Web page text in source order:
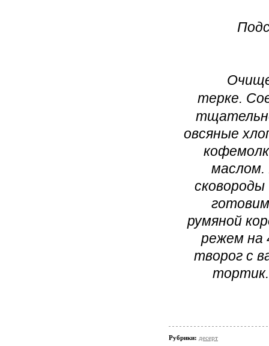
терке.
овсяные
маслом.
румяной
режем на
творог с
Рубрики: десерт